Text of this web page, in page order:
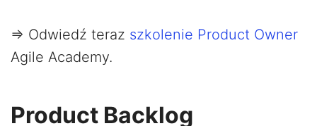
=> Odwiedź teraz szkolenie Product Owner
Agile Academy.
Product Backlog